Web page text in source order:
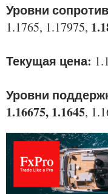
Уровни
1.1765, 1.17975,
Текущая цена:
Уровни
1.16675, 1.1645,